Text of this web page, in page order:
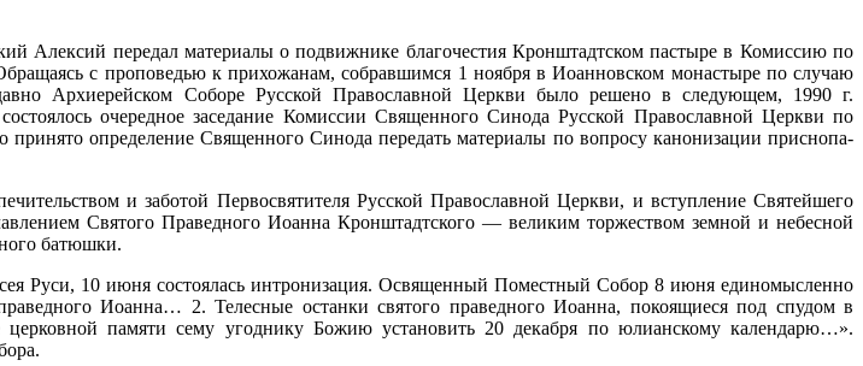
Алексий передал ма­териалы о подвижнике благочестия Кронштадтском пастыре в Комиссию по
с проповедью к прихожанам, собравшимся 1 ноября в Иоанновском монастыре по случаю
Архиерейском Соборе Русской Православной Церкви было решено в следую­щем, 1990 г.
очередное заседание Комиссии Священного Синода Рус­ской Православной Церкви по
определение Священного Синода передать материалы по вопросу канонизации приснопа­
и за­ботой Первосвятителя Русской Православной Церкви, и вступление Святейшего
Святого Праведного Иоанна Кронштадтского — великим торже­ством земной и небесной
батюшки.
Руси, 10 июня состоялась интронизация. Освященный Поместный Со­бор 8 июня единомысленно
Иоанна… 2. Телесные останки святого праведного Иоанна, покоящиеся под спудом в
памяти сему угоднику Божию установить 20 декабря по юлианскому календа­рю…».